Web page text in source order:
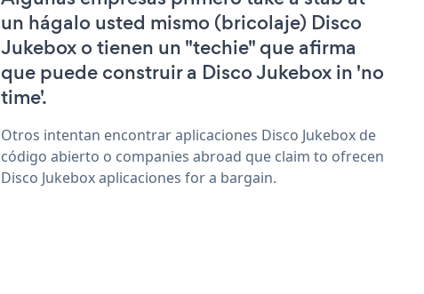
un hágalo usted mismo (bricolaje) Disco
Jukebox o tienen un "techie" que afirma
que puede construir a Disco Jukebox in 'no
time'.
Otros intentan encontrar aplicaciones Disco Jukebox de
código abierto o companies abroad que claim to ofrecen
Disco Jukebox aplicaciones for a bargain.